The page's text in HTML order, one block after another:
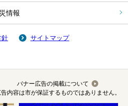
情報
針 サイトマップ
バナー広告の掲載について
告内容は市が保証するものではありません。